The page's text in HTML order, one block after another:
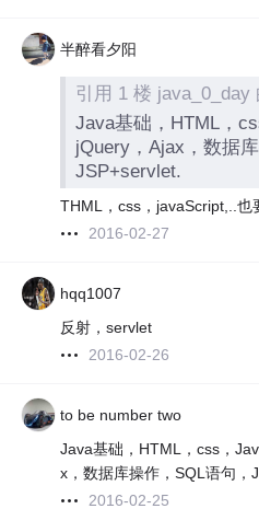
半醉看夕阳
引用 1 楼 java_0_day
Java基础，HTML，
jQuery，Ajax，数据
JSP+servlet.
THML，css，javaScript,..也
2016-02-27
hqq1007
反射，servlet
2016-02-26
to be number two
Java基础，HTML，css，
x，数据库操作，SQL语句，
2016-02-25